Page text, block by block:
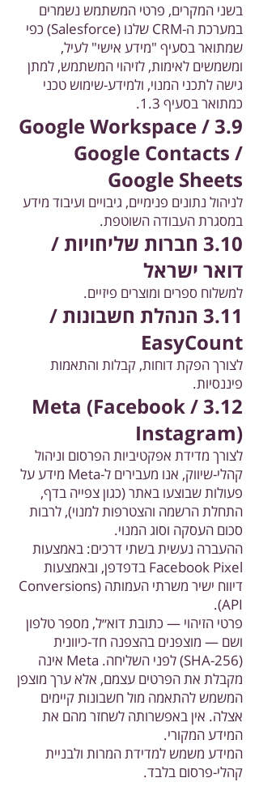
בשני המקרים, פרטי המשתמש נשמרים
במערכת ה-CRM שלנו (Salesforce) כפי
שמתואר בסעיף "מידע אישי" לעיל,
ומשמשים לאימות, לזיהוי המשתמש, למתן
גישה לתכני המנוי, ולמידע-שימוש טכני
כמתואר בסעיף 1.3.
3.9 Google Workspace /
Google Contacts /
Google Sheets
לניהול נתונים פנימיים, גיבויים ועיבוד מידע
במסגרת העבודה השוטפת.
3.10 חברות שליחויות /
דואר ישראל
למשלוח ספרים ומוצרים פיזיים.
3.11 הנהלת חשבונות /
EasyCount
לצורך הפקת דוחות, קבלות והתאמות
פיננסיות.
3.12 Meta (Facebook /
Instagram)
לצורך מדידת אפקטיביות הפרסום וניהול
קהלי-שיווק, אנו מעבירים ל-Meta מידע על
פעולות שבוצעו באתר (כגון צפייה בדף,
התחלת הרשמה והצטרפות למנוי), לרבות
סכום העסקה וסוג המנוי.
ההעברה נעשית בשתי דרכים: באמצעות
Facebook Pixel בדפדפן, ובאמצעות
דיווח ישיר משרתי העמותה (Conversions
API).
פרטי הזיהוי — כתובת דוא״ל, מספר טלפון
ושם — מוצפנים בהצפנה חד-כיוונית
(SHA-256) לפני השליחה. Meta אינה
מקבלת את הפרטים עצמם, אלא ערך מוצפן
המשמש להתאמה מול חשבונות קיימים
אצלה. אין באפשרותה לשחזר מהם את
המידע המקורי.
המידע משמש למדידת המרות ולבניית
קהלי-פרסום בלבד.